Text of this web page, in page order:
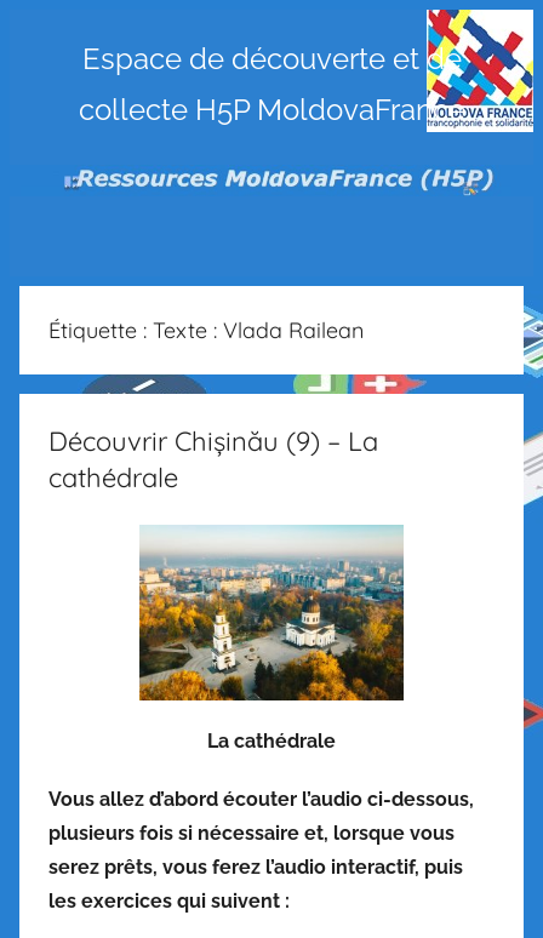
Ressources
MoldovaFrance
(H5P)
Espace de découverte et de
collecte H5P MoldovaFrance
Étiquette : Texte : Vlada Railean
Découvrir Chișinău (9) – La
cathédrale
La cathédrale
Vous allez d’abord écouter l’audio ci-dessous,
plusieurs fois si nécessaire et, lorsque vous
serez prêts, vous ferez l’audio interactif, puis
les exercices qui suivent :